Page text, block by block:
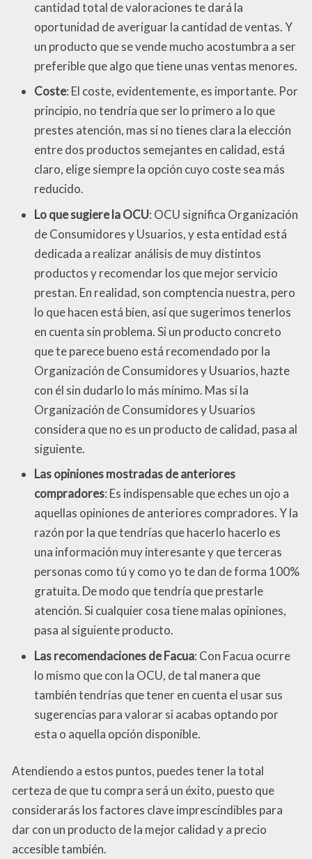
cantidad total de valoraciones te dará la
oportunidad de averiguar la cantidad de ventas. Y
un producto que se vende mucho acostumbra a ser
preferible que algo que tiene unas ventas menores.
Coste: El coste, evidentemente, es importante. Por
principio, no tendría que ser lo primero a lo que
prestes atención, mas si no tienes clara la elección
entre dos productos semejantes en calidad, está
claro, elige siempre la opción cuyo coste sea más
reducido.
Lo que sugiere la OCU: OCU significa Organización
de Consumidores y Usuarios, y esta entidad está
dedicada a realizar análisis de muy distintos
productos y recomendar los que mejor servicio
prestan. En realidad, son comptencia nuestra, pero
lo que hacen está bien, así que sugerimos tenerlos
en cuenta sin problema. Si un producto concreto
que te parece bueno está recomendado por la
Organización de Consumidores y Usuarios, hazte
con él sin dudarlo lo más mínimo. Mas si la
Organización de Consumidores y Usuarios
considera que no es un producto de calidad, pasa al
siguiente.
Las opiniones mostradas de anteriores
compradores: Es indispensable que eches un ojo a
aquellas opiniones de anteriores compradores. Y la
razón por la que tendrías que hacerlo hacerlo es
una información muy interesante y que terceras
personas como tú y como yo te dan de forma 100%
gratuita. De modo que tendría que prestarle
atención. Si cualquier cosa tiene malas opiniones,
pasa al siguiente producto.
Las recomendaciones de Facua: Con Facua ocurre
lo mismo que con la OCU, de tal manera que
también tendrías que tener en cuenta el usar sus
sugerencias para valorar si acabas optando por
esta o aquella opción disponible.
Atendiendo a estos puntos, puedes tener la total
certeza de que tu compra será un éxito, puesto que
considerarás los factores clave imprescindibles para
dar con un producto de la mejor calidad y a precio
accesible también.